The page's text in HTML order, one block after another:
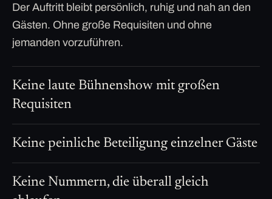
Der Auftritt bleibt persönlich, ruhig und nah an den
Gästen. Ohne große Requisiten und ohne
jemanden vorzuführen.
Keine laute Bühnenshow mit großen
Requisiten
Keine peinliche Beteiligung einzelner Gäste
Keine Nummern, die überall gleich